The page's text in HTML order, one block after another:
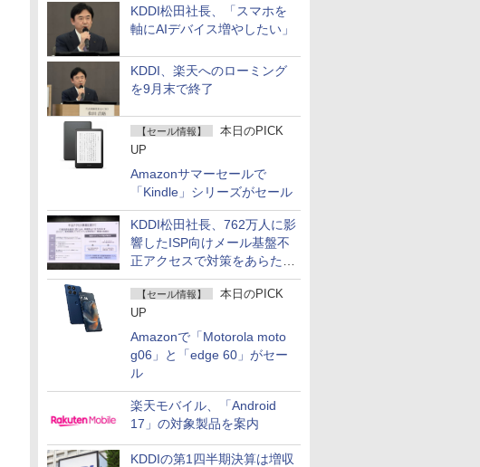
KDDI松田社長、「スマホを
軸にAIデバイス増やしたい」
KDDI、楽天へのローミング
を9月末で終了
【セール情報】
本日のPICK
UP
Amazonサマーセールで
「Kindle」シリーズがセール
KDDI松田社長、762万人に影
響したISP向けメール基盤不
正アクセスで対策をあらため
て説明
【セール情報】
本日のPICK
UP
Amazonで「Motorola moto
g06」と「edge 60」がセー
ル
楽天モバイル、「Android
17」の対象製品を案内
KDDIの第1四半期決算は増収